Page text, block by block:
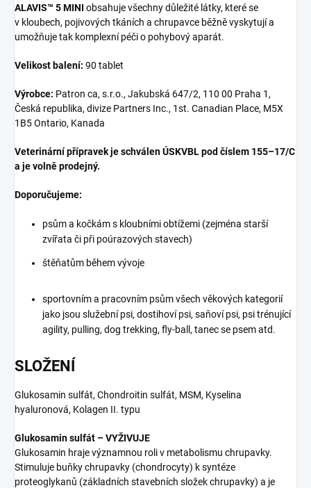
ALAVIS™ 5 MINI obsahuje všechny důležité látky, které se
v kloubech, pojivových tkáních a chrupavce běžně vyskytují a
umožňuje tak komplexní péči o pohybový aparát.
Velikost balení: 90 tablet
Výrobce: Patron ca, s.r.o., Jakubská 647/2, 110 00 Praha 1,
Česká republika, divize Partners Inc., 1st. Canadian Place, M5X
1B5 Ontario, Kanada
Veterinární přípravek je schválen ÚSKVBL pod číslem 155–17/C
a je volně prodejný.
Doporučujeme:
psům a kočkám s kloubními obtížemi (zejména starší
zvířata či při poúrazových stavech)
štěňatům během vývoje
sportovním a pracovním psům všech věkových kategorií
jako jsou služební psi, dostihoví psi, saňoví psi, psi trénující
agility, pulling, dog trekking, fly-ball, tanec se psem atd.
SLOŽENÍ
Glukosamin sulfát, Chondroitin sulfát, MSM, Kyselina
hyaluronová, Kolagen II. typu
Glukosamin sulfát – VYŽIVUJE
Glukosamin hraje významnou roli v metabolismu chrupavky.
Stimuluje buňky chrupavky (chondrocyty) k syntéze
proteoglykanů (základních stavebních složek chrupavky) a je